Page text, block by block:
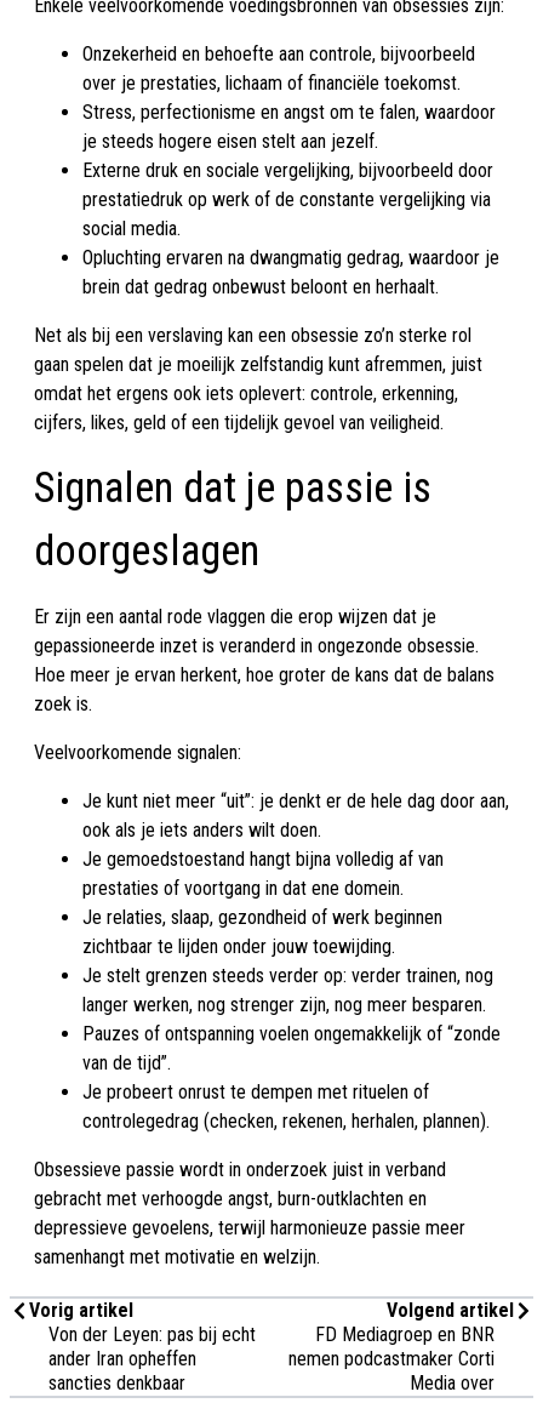
Enkele veelvoorkomende voedingsbronnen van obsessies zijn:
Onzekerheid en behoefte aan controle, bijvoorbeeld
over je prestaties, lichaam of financiële toekomst.
Stress, perfectionisme en angst om te falen, waardoor
je steeds hogere eisen stelt aan jezelf.
Externe druk en sociale vergelijking, bijvoorbeeld door
prestatiedruk op werk of de constante vergelijking via
social media.
Opluchting ervaren na dwangmatig gedrag, waardoor je
brein dat gedrag onbewust beloont en herhaalt.
Net als bij een verslaving kan een obsessie zo’n sterke rol
gaan spelen dat je moeilijk zelfstandig kunt afremmen, juist
omdat het ergens ook iets oplevert: controle, erkenning,
cijfers, likes, geld of een tijdelijk gevoel van veiligheid.
Signalen dat je passie is
doorgeslagen
Er zijn een aantal rode vlaggen die erop wijzen dat je
gepassioneerde inzet is veranderd in ongezonde obsessie.
Hoe meer je ervan herkent, hoe groter de kans dat de balans
zoek is.
Veelvoorkomende signalen:
Je kunt niet meer “uit”: je denkt er de hele dag door aan,
ook als je iets anders wilt doen.
Je gemoedstoestand hangt bijna volledig af van
prestaties of voortgang in dat ene domein.
Je relaties, slaap, gezondheid of werk beginnen
zichtbaar te lijden onder jouw toewijding.
Je stelt grenzen steeds verder op: verder trainen, nog
langer werken, nog strenger zijn, nog meer besparen.
Pauzes of ontspanning voelen ongemakkelijk of “zonde
van de tijd”.
Je probeert onrust te dempen met rituelen of
controlegedrag (checken, rekenen, herhalen, plannen).
Obsessieve passie wordt in onderzoek juist in verband
gebracht met verhoogde angst, burn-outklachten en
depressieve gevoelens, terwijl harmonieuze passie meer
samenhangt met motivatie en welzijn.
Vorig artikel
Von der Leyen: pas bij echt
ander Iran opheffen
sancties denkbaar
Volgend artikel
FD Mediagroep en BNR
nemen podcastmaker Corti
Media over